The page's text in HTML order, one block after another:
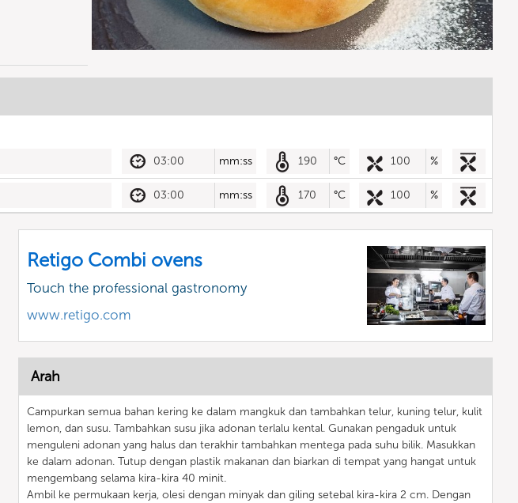
03:00 mm:ss 190 °C 100 %
03:00 mm:ss 170 °C 100 %
Retigo Combi ovens
Touch the professional gastronomy
www.retigo.com
Arah
Campurkan semua bahan kering ke dalam mangkuk dan tambahkan telur, kuning telur, kulit
lemon, dan susu. Tambahkan susu jika adonan terlalu kental. Gunakan pengaduk untuk
menguleni adonan yang halus dan terakhir tambahkan mentega pada suhu bilik. Masukkan
ke dalam adonan. Tutup dengan plastik makanan dan biarkan di tempat yang hangat untuk
mengembang selama kira-kira 40 minit.
Ambil ke permukaan kerja, olesi dengan minyak dan giling setebal kira-kira 2 cm. Dengan